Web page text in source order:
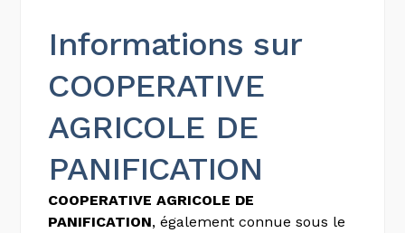
Informations sur
COOPERATIVE
AGRICOLE DE
PANIFICATION
COOPERATIVE AGRICOLE DE
PANIFICATION, également connue sous le